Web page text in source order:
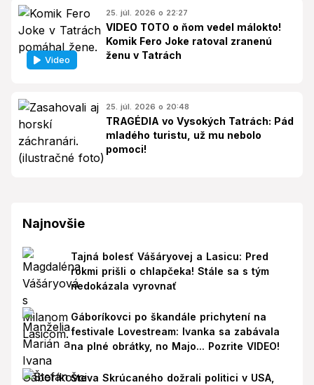
Video
25. júl. 2026 o 22:27
VIDEO TOTO o ňom vedel málokto!
Komik Fero Joke ratoval zranenú
ženu v Tatrách
25. júl. 2026 o 20:48
TRAGÉDIA vo Vysokých Tatrách: Pád
mladého turistu, už mu nebolo
pomoci!
Najnovšie
Tajná bolesť Vášáryovej a Lasicu: Pred
rokmi prišli o chlapčeka! Stále sa s tým
nedokázala vyrovnať
Gáboríkovci po škandále prichytení na
festivale Lovestream: Ivanka sa zabávala
na plné obrátky, no Majo... Pozrite VIDEO!
Števa Skrúcaného dožrali politici v USA,